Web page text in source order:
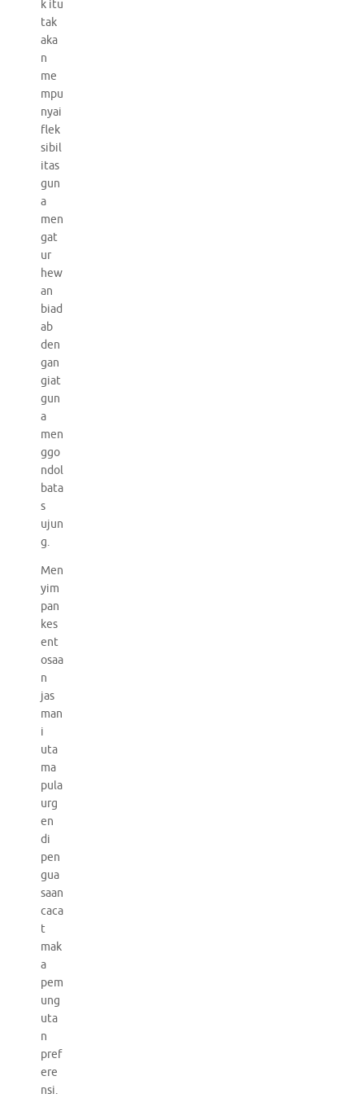
k itu
tak
aka
n
me
mpu
nyai
flek
sibil
itas
gun
a
men
gat
ur
hew
an
biad
ab
den
gan
giat
gun
a
men
ggo
ndol
bata
s
ujun
g.
Men
yim
pan
kes
ent
osaa
n
jas
man
i
uta
ma
pula
urg
en
di
pen
gua
saan
caca
t
mak
a
pem
ung
uta
n
pref
ere
nsi.